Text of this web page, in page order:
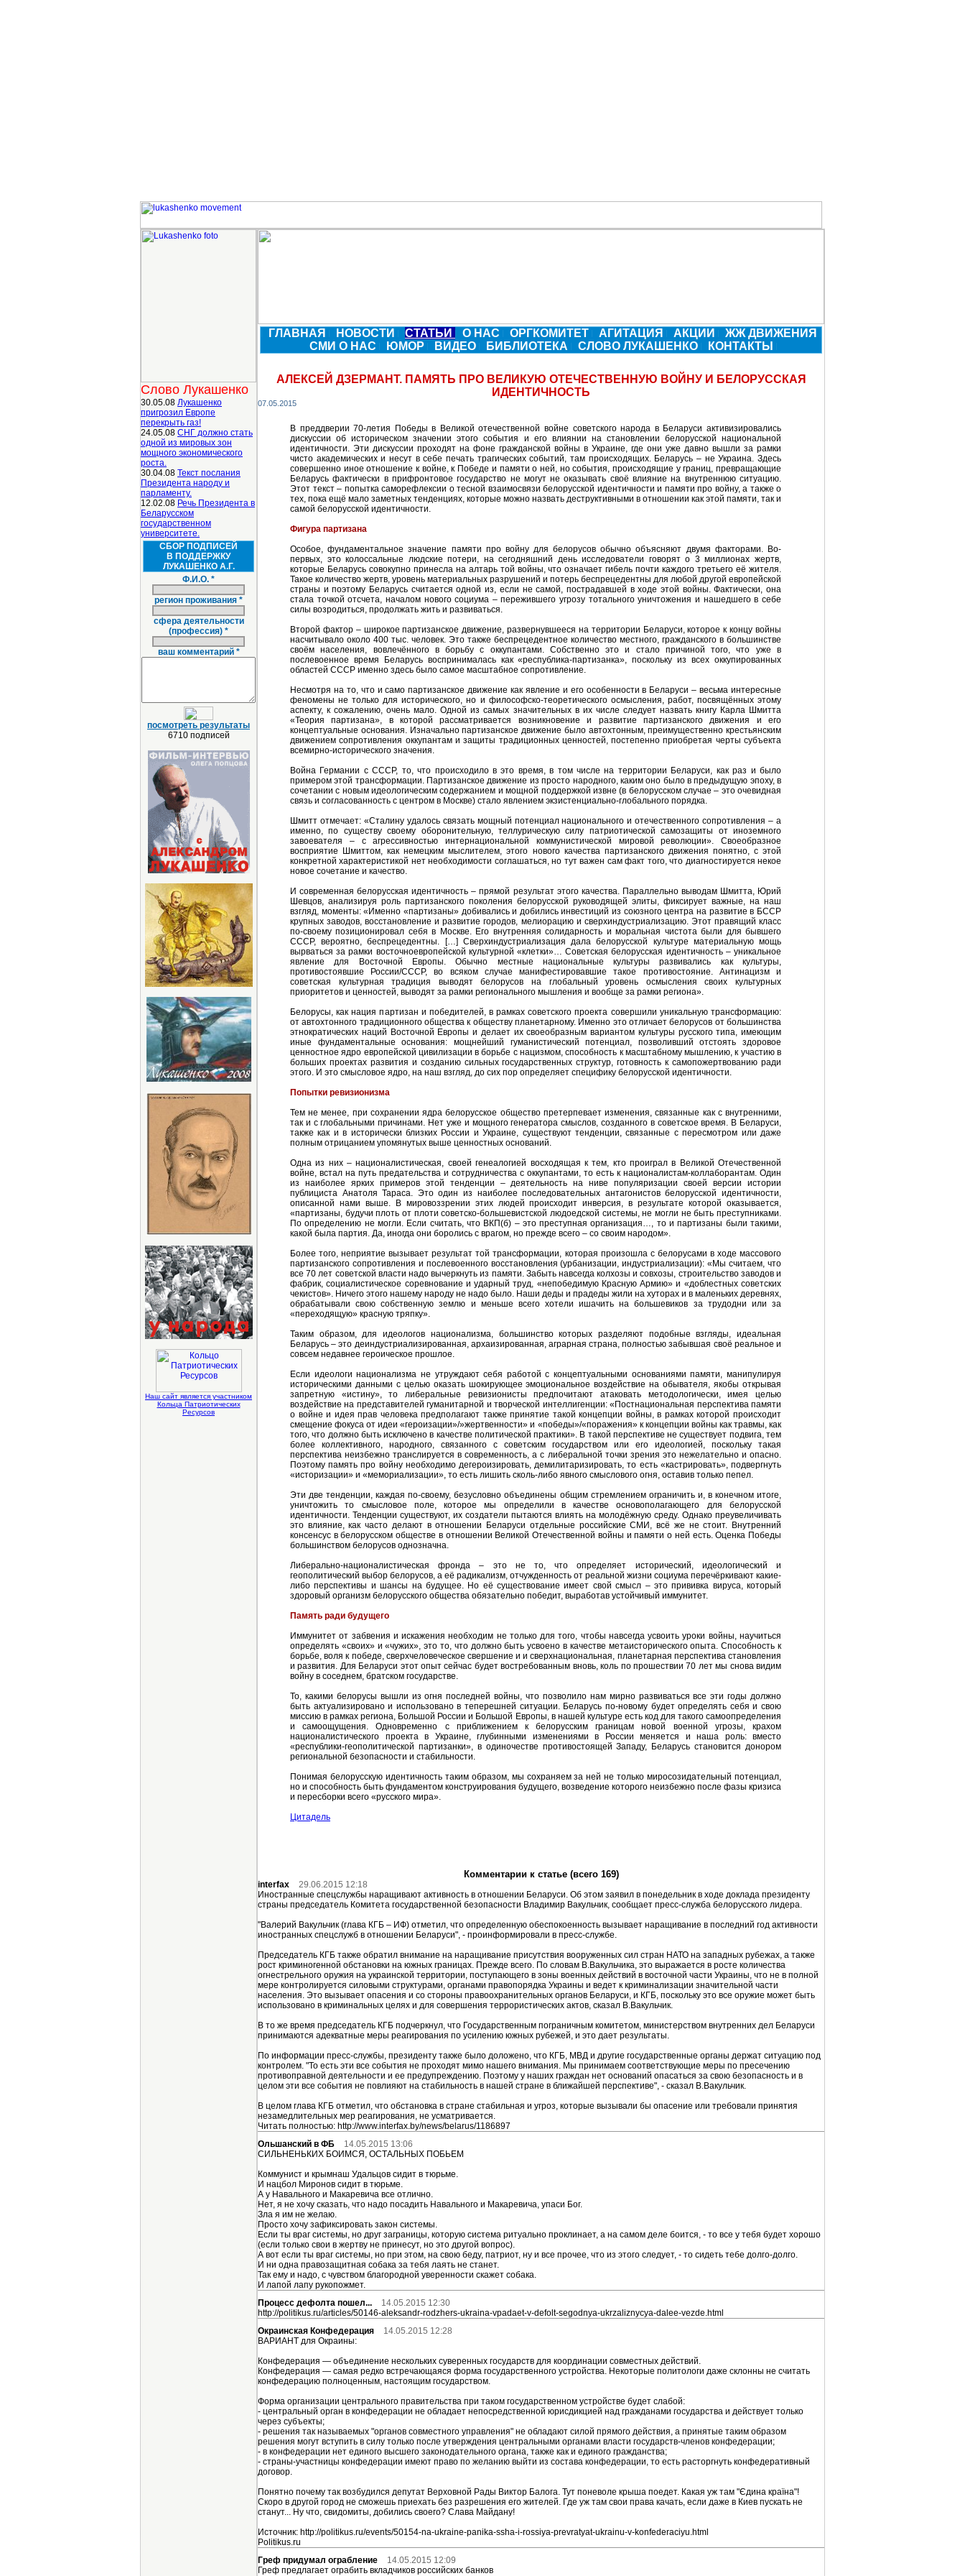
Слово Лукашенко
30.05.08 Лукашенко
пригрозил Европе
перекрыть газ!
24.05.08 СНГ должно стать
одной из мировых зон
мощного экономического
роста.
30.04.08 Текст послания
Президента народу и
парламенту.
12.02.08 Речь Президента в
Беларусском
государственном
университете.
СБОР ПОДПИСЕЙ
В ПОДДЕРЖКУ
ЛУКАШЕНКО А.Г.
Ф.И.О. *
регион проживания *
сфера деятельности
(профессия) *
ваш комментарий *
посмотреть результаты
6710 подписей
Наш сайт является участником
Кольца Патриотических
Ресурсов
ГЛАВНАЯ НОВОСТИ СТАТЬИ О НАС ОРГКОМИТЕТ АГИТАЦИЯ АКЦИИ
ЖЖ ДВИЖЕНИЯ
СМИ О НАС
ЮМОР ВИДЕО БИБЛИОТЕКА СЛОВО ЛУКАШЕНКО КОНТАКТЫ
АЛЕКСЕЙ ДЗЕРМАНТ. ПАМЯТЬ ПРО ВЕЛИКУЮ ОТЕЧЕСТВЕННУЮ ВОЙНУ И БЕЛОРУССКАЯ
ИДЕНТИЧНОСТЬ
07.05.2015
В преддверии 70-летия Победы в Великой отечественной войне советского народа в Беларуси активизировались
дискуссии об историческом значении этого события и его влиянии на становлении белорусской национальной
идентичности. Эти дискуссии проходят на фоне гражданской войны в Украине, где они уже давно вышли за рамки
чисто академических и несут в себе печать трагических событий, там происходящих. Беларусь – не Украина. Здесь
совершенно иное отношение к войне, к Победе и памяти о ней, но события, происходящие у границ, превращающие
Беларусь фактически в прифронтовое государство не могут не оказывать своё влияние на внутреннюю ситуацию.
Этот текст – попытка саморефлексии о тесной взаимосвязи белорусской идентичности и памяти про войну, а также о
тех, пока ещё мало заметных тенденциях, которые можно назвать деструктивными в отношении как этой памяти, так и
самой белорусской идентичности.
Фигура партизана
Особое, фундаментальное значение памяти про войну для белорусов обычно объясняют двумя факторами. Во-
первых, это колоссальные людские потери, на сегодняшний день исследователи говорят о 3 миллионах жертв,
которые Беларусь совокупно принесла на алтарь той войны, что означает гибель почти каждого третьего её жителя.
Такое количество жертв, уровень материальных разрушений и потерь беспрецедентны для любой другой европейской
страны и поэтому Беларусь считается одной из, если не самой, пострадавшей в ходе этой войны. Фактически, она
стала точкой отсчета, началом нового социума – пережившего угрозу тотального уничтожения и нашедшего в себе
силы возродиться, продолжать жить и развиваться.
Второй фактор – широкое партизанское движение, развернувшееся на территории Беларуси, которое к концу войны
насчитывало около 400 тыс. человек. Это также беспрецедентное количество местного, гражданского в большинстве
своём населения, вовлечённого в борьбу с оккупантами. Собственно это и стало причиной того, что уже в
послевоенное время Беларусь воспринималась как «республика-партизанка», поскольку из всех оккупированных
областей СССР именно здесь было самое масштабное сопротивление.
Несмотря на то, что и само партизанское движение как явление и его особенности в Беларуси – весьма интересные
феномены не только для исторического, но и философско-теоретического осмысления, работ, посвящённых этому
аспекту, к сожалению, очень мало. Одной из самых значительных в их числе следует назвать книгу Карла Шмитта
«Теория партизана», в которой рассматривается возникновение и развитие партизанского движения и его
концептуальные основания. Изначально партизанское движение было автохтонным, преимущественно крестьянским
движением сопротивления оккупантам и защиты традиционных ценностей, постепенно приобретая черты субъекта
всемирно-исторического значения.
Война Германии с СССР, то, что происходило в это время, в том числе на территории Беларуси, как раз и было
примером этой трансформации. Партизанское движение из просто народного, каким оно было в предыдущую эпоху, в
сочетании с новым идеологическим содержанием и мощной поддержкой извне (в белорусском случае – это очевидная
связь и согласованность с центром в Москве) стало явлением экзистенциально-глобального порядка.
Шмитт отмечает: «Сталину удалось связать мощный потенциал национального и отечественного сопротивления – а
именно, по существу своему оборонительную, теллурическую силу патриотической самозащиты от иноземного
завоевателя – с агрессивностью интернациональной коммунистической мировой революции». Своеобразное
восприятие Шмиттом, как немецким мыслителем, этого нового качества партизанского движения понятно, с этой
конкретной характеристикой нет необходимости соглашаться, но тут важен сам факт того, что диагностируется некое
новое сочетание и качество.
И современная белорусская идентичность – прямой результат этого качества. Параллельно выводам Шмитта, Юрий
Шевцов, анализируя роль партизанского поколения белорусской руководящей элиты, фиксирует важные, на наш
взгляд, моменты: «Именно «партизаны» добивались и добились инвестиций из союзного центра на развитие в БССР
крупных заводов, восстановление и развитие городов, мелиорацию и сверхиндустриализацию. Этот правящий класс
по-своему позиционировал себя в Москве. Его внутренняя солидарность и моральная чистота были для бывшего
СССР, вероятно, беспрецедентны. […] Сверхиндустриализация дала белорусской культуре материальную мощь
вырваться за рамки восточноевропейской культурной «клетки»… Советская белорусская идентичность – уникальное
явление для Восточной Европы. Обычно местные национальные культуры развивались как культуры,
противостоявшие России/СССР, во всяком случае манифестировавшие такое противостояние. Антинацизм и
советская культурная традиция выводят белорусов на глобальный уровень осмысления своих культурных
приоритетов и ценностей, выводят за рамки регионального мышления и вообще за рамки региона».
Белорусы, как нация партизан и победителей, в рамках советского проекта совершили уникальную трансформацию:
от автохтонного традиционного общества к обществу планетарному. Именно это отличает белорусов от большинства
этнократических наций Восточной Европы и делает их своеобразным вариантом культуры русского типа, имеющим
иные фундаментальные основания: мощнейший гуманистический потенциал, позволивший отстоять здоровое
ценностное ядро европейской цивилизации в борьбе с нацизмом, способность к масштабному мышлению, к участию в
больших проектах развития и созданию сильных государственных структур, готовность к самопожертвованию ради
этого. И это смысловое ядро, на наш взгляд, до сих пор определяет специфику белорусской идентичности.
Попытки ревизионизма
Тем не менее, при сохранении ядра белорусское общество претерпевает изменения, связанные как с внутренними,
так и с глобальными причинами. Нет уже и мощного генератора смыслов, созданного в советское время. В Беларуси,
также как и в исторически близких России и Украине, существуют тенденции, связанные с пересмотром или даже
полным отрицанием упомянутых выше ценностных оснований.
Одна из них – националистическая, своей генеалогией восходящая к тем, кто проиграл в Великой Отечественной
войне, встал на путь предательства и сотрудничества с оккупантами, то есть к националистам-коллаборантам. Один
из наиболее ярких примеров этой тенденции – деятельность на ниве популяризации своей версии истории
публициста Анатоля Тараса. Это один из наиболее последовательных антагонистов белорусской идентичности,
описанной нами выше. В мировоззрении этих людей происходит инверсия, в результате которой оказывается,
«партизаны, будучи плоть от плоти советско-большевистской людоедской системы, не могли не быть преступниками.
По определению не могли. Если считать, что ВКП(б) – это преступная организация…, то и партизаны были такими,
какой была партия. Да, иногда они боролись с врагом, но прежде всего – со своим народом».
Более того, неприятие вызывает результат той трансформации, которая произошла с белорусами в ходе массового
партизанского сопротивления и послевоенного восстановления (урбанизации, индустриализации): «Мы считаем, что
все 70 лет советской власти надо вычеркнуть из памяти. Забыть навсегда колхозы и совхозы, строительство заводов и
фабрик, социалистическое соревнование и ударный труд, «непобедимую Красную Армию» и «доблестных советских
чекистов». Ничего этого нашему народу не надо было. Наши деды и прадеды жили на хуторах и в маленьких деревнях,
обрабатывали свою собственную землю и меньше всего хотели ишачить на большевиков за трудодни или за
«переходящую» красную тряпку».
Таким образом, для идеологов национализма, большинство которых разделяют подобные взгляды, идеальная
Беларусь – это деиндустриализированная, архаизированная, аграрная страна, полностью забывшая своё реальное и
совсем недавнее героическое прошлое.
Если идеологи национализма не утруждают себя работой с концептуальными основаниями памяти, манипулируя
историческими данными с целью оказать шокирующее эмоциональное воздействие на обывателя, якобы открывая
запретную «истину», то либеральные ревизионисты предпочитают атаковать методологически, имея целью
воздействие на представителей гуманитарной и творческой интеллигенции: «Постнациональная перспектива памяти
о войне и идея прав человека предполагают также принятие такой концепции войны, в рамках которой происходит
смещение фокуса от идеи «героизации»/»жертвенности» и «победы»/«поражения» к концепции войны как травмы, как
того, что должно быть исключено в качестве политической практики». В такой перспективе не существует подвига, тем
более коллективного, народного, связанного с советским государством или его идеологией, поскольку такая
перспектива неизбежно транслируется в современность, а с либеральной точки зрения это нежелательно и опасно.
Поэтому память про войну необходимо дегероизировать, демилитаризировать, то есть «кастрировать», подвергнуть
«историзации» и «мемориализации», то есть лишить сколь-либо явного смыслового огня, оставив только пепел.
Эти две тенденции, каждая по-своему, безусловно объединены общим стремлением ограничить и, в конечном итоге,
уничтожить то смысловое поле, которое мы определили в качестве основополагающего для белорусской
идентичности. Тенденции существуют, их создатели пытаются влиять на молодёжную среду. Однако преувеличивать
это влияние, как часто делают в отношении Беларуси отдельные российские СМИ, всё же не стоит. Внутренний
консенсус в белорусском обществе в отношении Великой Отечественной войны и памяти о ней есть. Оценка Победы
большинством белорусов однозначна.
Либерально-националистическая фронда – это не то, что определяет исторический, идеологический и
геополитический выбор белорусов, а её радикализм, отчужденность от реальной жизни социума перечёркивают какие-
либо перспективы и шансы на будущее. Но её существование имеет свой смысл – это прививка вируса, который
здоровый организм белорусского общества обязательно победит, выработав устойчивый иммунитет.
Память ради будущего
Иммунитет от забвения и искажения необходим не только для того, чтобы навсегда усвоить уроки войны, научиться
определять «своих» и «чужих», это то, что должно быть усвоено в качестве метаисторического опыта. Способность к
борьбе, воля к победе, сверхчеловеческое свершение и и сверхнациональная, планетарная перспектива становления
и развития. Для Беларуси этот опыт сейчас будет востребованным вновь, коль по прошествии 70 лет мы снова видим
войну в соседнем, братском государстве.
То, какими белорусы вышли из огня последней войны, что позволило нам мирно развиваться все эти годы должно
быть актуализировано и использовано в теперешней ситуации. Беларусь по-новому будет определять себя и свою
миссию в рамках региона, Большой России и Большой Европы, в нашей культуре есть код для такого самоопределения
и самоощущения. Одновременно с приближением к белорусским границам новой военной угрозы, крахом
националистического проекта в Украине, глубинными изменениями в России меняется и наша роль: вместо
«республики-геополитической партизанки», в одиночестве противостоящей Западу, Беларусь становится донором
региональной безопасности и стабильности.
Понимая белорусскую идентичность таким образом, мы сохраняем за ней не только миросозидательный потенциал,
но и способность быть фундаментом конструирования будущего, возведение которого неизбежно после фазы кризиса
и пересборки всего «русского мира».
Цитадель
Комментарии к статье (всего 169)
interfax
29.06.2015 12:18
Иностранные спецслужбы наращивают активность в отношении Беларуси. Об этом заявил в понедельник в ходе доклада президенту
страны председатель Комитета государственной безопасности Владимир Вакульчик, сообщает пресс-служба белорусского лидера.
"Валерий Вакульчик (глава КГБ – ИФ) отметил, что определенную обеспокоенность вызывает наращивание в последний год активности
иностранных спецслужб в отношении Беларуси", - проинформировали в пресс-службе.
Председатель КГБ также обратил внимание на наращивание присутствия вооруженных сил стран НАТО на западных рубежах, а также
рост криминогенной обстановки на южных границах. Прежде всего. По словам В.Вакульчика, это выражается в росте количества
огнестрельного оружия на украинской территории, поступающего в зоны военных действий в восточной части Украины, что не в полной
мере контролируется силовыми структурами, органами правопорядка Украины и ведет к криминализации значительной части
населения. Это вызывает опасения и со стороны правоохранительных органов Беларуси, и КГБ, поскольку это все оружие может быть
использовано в криминальных целях и для совершения террористических актов, сказал В.Вакульчик.
В то же время председатель КГБ подчеркнул, что Государственным пограничным комитетом, министерством внутренних дел Беларуси
принимаются адекватные меры реагирования по усилению южных рубежей, и это дает результаты.
По информации пресс-службы, президенту также было доложено, что КГБ, МВД и другие государственные органы держат ситуацию под
контролем. "То есть эти все события не проходят мимо нашего внимания. Мы принимаем соответствующие меры по пресечению
противоправной деятельности и ее предупреждению. Поэтому у наших граждан нет оснований опасаться за свою безопасность и в
целом эти все события не повлияют на стабильность в нашей стране в ближайшей перспективе", - сказал В.Вакульчик.
В целом глава КГБ отметил, что обстановка в стране стабильная и угроз, которые вызывали бы опасение или требовали принятия
незамедлительных мер реагирования, не усматривается.
Читать полностью: http://www.interfax.by/news/belarus/1186897
Ольшанский в ФБ
14.05.2015 13:06
СИЛЬНЕНЬКИХ БОИМСЯ, ОСТАЛЬНЫХ ПОБЬЕМ
Коммунист и крымнаш Удальцов сидит в тюрьме.
И нацбол Миронов сидит в тюрьме.
А у Навального и Макаревича все отлично.
Нет, я не хочу сказать, что надо посадить Навального и Макаревича, упаси Бог.
Зла я им не желаю.
Просто хочу зафиксировать закон системы.
Если ты враг системы, но друг заграницы, которую система ритуально проклинает, а на самом деле боится, - то все у тебя будет хорошо
(если только свои в жертву не принесут, но это другой вопрос).
А вот если ты враг системы, но при этом, на свою беду, патриот, ну и все прочее, что из этого следует, - то сидеть тебе долго-долго.
И ни одна правозащитная собака за тебя лаять не станет.
Так ему и надо, с чувством благородной уверенности скажет собака.
И лапой лапу рукопожмет.
Процесс дефолта пошел...
14.05.2015 12:30
http://politikus.ru/articles/50146-aleksandr-rodzhers-ukraina-vpadaet-v-defolt-segodnya-ukrzaliznycya-dalee-vezde.html
Окраинская Конфедерация
14.05.2015 12:28
ВАРИАНТ для Окраины:
Конфедерация — объединение нескольких суверенных государств для координации совместных действий.
Конфедерация — самая редко встречающаяся форма государственного устройства. Некоторые политологи даже склонны не считать
конфедерацию полноценным, настоящим государством.
Форма организации центрального правительства при таком государственном устройстве будет слабой:
- центральный орган в конфедерации не обладает непосредственной юрисдикцией над гражданами государства и действует только
через субъекты;
- решения так называемых "органов совместного управления" не обладают силой прямого действия, а принятые таким образом
решения могут вступить в силу только после утверждения центральными органами власти государств-членов конфедерации;
- в конфедерации нет единого высшего законодательного органа, также как и единого гражданства;
- страны-участницы конфедерации имеют право по желанию выйти из состава конфедерации, то есть расторгнуть конфедеративный
договор.
Понятно почему так возбудился депутат Верховной Рады Виктор Балога. Тут поневоле крыша поедет. Какая уж там "Єдина країна"!
Скоро в другой город не сможешь приехать без разрешения его жителей. Где уж там свои права качать, если даже в Киев пускать не
станут... Ну что, свидомиты, добились своего? Слава Майдану!
Источник: http://politikus.ru/events/50154-na-ukraine-panika-ssha-i-rossiya-prevratyat-ukrainu-v-konfederaciyu.html
Politikus.ru
Греф придумал ограбление
14.05.2015 12:09
Греф предлагает ограбить вкладчиков российских банков